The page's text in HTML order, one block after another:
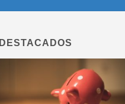
DESTACADOS